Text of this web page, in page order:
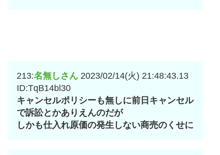
213:名無しさん 2023/02/14(火) 21:48:43.13
ID:TqB14bl30
キャンセルポリシーも無しに前日キャンセル
で訴訟とかありえんのだが
しかも仕入れ原価の発生しない商売のくせに